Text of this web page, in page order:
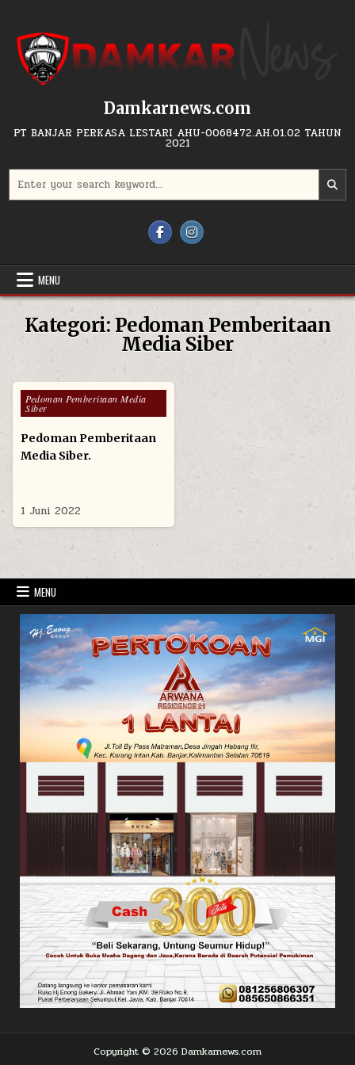
Damkarnews.com
PT BANJAR PERKASA LESTARI AHU-0068472.AH.01.02 TAHUN
2021
MENU
Kategori:Pedoman Pemberitaan
Media Siber
Posted in
Pedoman Pemberitaan Media
Siber
Pedoman Pemberitaan
Media Siber.
1 Juni 2022
MENU
Copyright © 2026 Damkarnews.com